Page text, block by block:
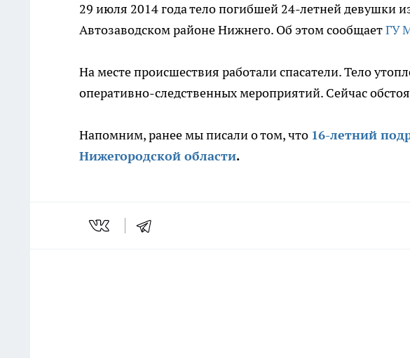
29 июля 2014 года тело погибшей 24-летней девушки
Автозаводском районе Нижнего. Об этом сообщаетГУ
На месте происшествия работали спасатели. Тело
оперативно-следственных мероприятий. Сейчас
Напомним, ранее мы писали о том, что 16-летний
Нижегородской области.